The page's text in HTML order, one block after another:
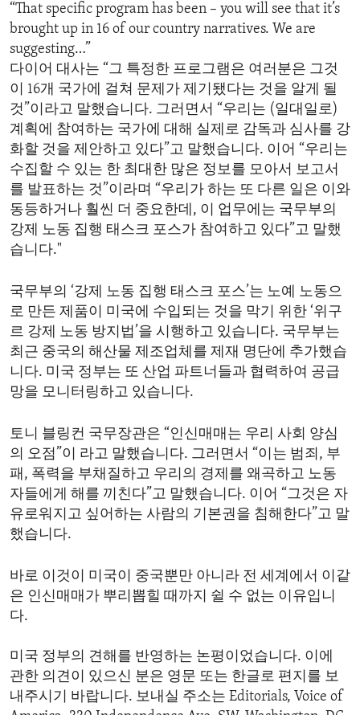
“That specific program has been – you will see that it’s
brought up in 16 of our country narratives. We are
suggesting…”
다이어 대사는 “그 특정한 프로그램은 여러분은 그것
이 16개 국가에 걸쳐 문제가 제기됐다는 것을 알게 될
것”이라고 말했습니다. 그러면서 “우리는 (일대일로)
계획에 참여하는 국가에 대해 실제로 감독과 심사를 강
화할 것을 제안하고 있다”고 말했습니다. 이어 “우리는
수집할 수 있는 한 최대한 많은 정보를 모아서 보고서
를 발표하는 것”이라며 “우리가 하는 또 다른 일은 이와
동등하거나 훨씬 더 중요한데, 이 업무에는 국무부의
강제 노동 집행 태스크 포스가 참여하고 있다”고 말했
습니다."
국무부의 ‘강제 노동 집행 태스크 포스’는 노예 노동으
로 만든 제품이 미국에 수입되는 것을 막기 위한 ‘위구
르 강제 노동 방지법’을 시행하고 있습니다. 국무부는
최근 중국의 해산물 제조업체를 제재 명단에 추가했습
니다. 미국 정부는 또 산업 파트너들과 협력하여 공급
망을 모니터링하고 있습니다.
토니 블링컨 국무장관은 “인신매매는 우리 사회 양심
의 오점”이 라고 말했습니다. 그러면서 “이는 범죄, 부
패, 폭력을 부채질하고 우리의 경제를 왜곡하고 노동
자들에게 해를 끼친다”고 말했습니다. 이어 “그것은 자
유로워지고 싶어하는 사람의 기본권을 침해한다”고 말
했습니다.
바로 이것이 미국이 중국뿐만 아니라 전 세계에서 이같
은 인신매매가 뿌리뽑힐 때까지 쉴 수 없는 이유입니
다.
미국 정부의 견해를 반영하는 논평이었습니다. 이에
관한 의견이 있으신 분은 영문 또는 한글로 편지를 보
내주시기 바랍니다. 보내실 주소는 Editorials, Voice of